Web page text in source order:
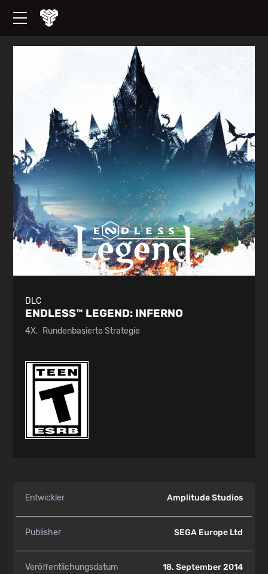
DLC
ENDLESS™ LEGEND: INFERNO
4X Rundenbasierte Strategie
Entwickler Amplitude Studios
Publisher SEGA Europe Ltd
Veröffentlichungsdatum 18. September 2014